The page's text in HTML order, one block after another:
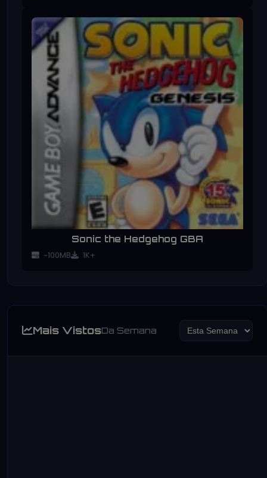
Sonic the Hedgehog GBA
~100MB 1K+
Mais VistosDa Semana